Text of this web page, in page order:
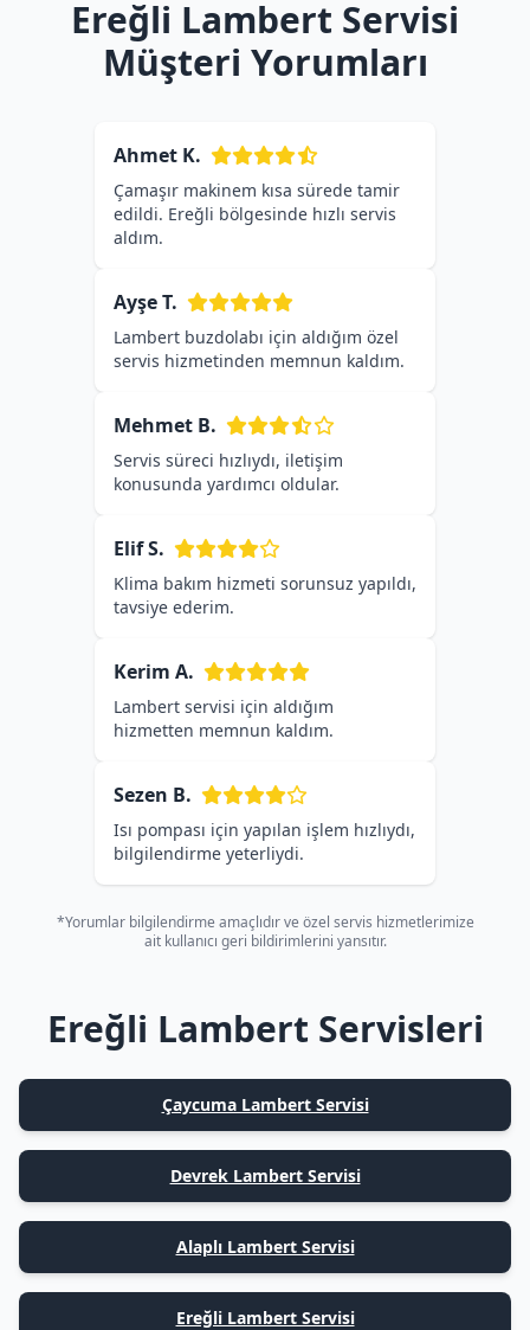
Ereğli Lambert Servisi
Müşteri Yorumları
Ahmet K.
Çamaşır makinem kısa sürede tamir
edildi. Ereğli bölgesinde hızlı servis
aldım.
Ayşe T.
Lambert buzdolabı için aldığım özel
servis hizmetinden memnun kaldım.
Mehmet B.
Servis süreci hızlıydı, iletişim
konusunda yardımcı oldular.
Elif S.
Klima bakım hizmeti sorunsuz yapıldı,
tavsiye ederim.
Kerim A.
Lambert servisi için aldığım
hizmetten memnun kaldım.
Sezen B.
Isı pompası için yapılan işlem hızlıydı,
bilgilendirme yeterliydi.
*Yorumlar bilgilendirme amaçlıdır ve özel servis hizmetlerimize
ait kullanıcı geri bildirimlerini yansıtır.
Ereğli Lambert Servisleri
Çaycuma Lambert Servisi
Devrek Lambert Servisi
Alaplı Lambert Servisi
Ereğli Lambert Servisi